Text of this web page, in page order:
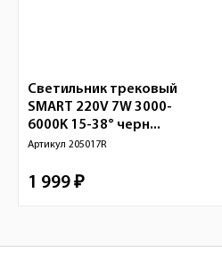
Светильник трековый
SMART 220V 7W 3000-
6000K 15-38° черн...
Артикул 205017R
1 999 ₽